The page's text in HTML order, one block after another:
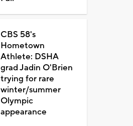
CBS 58's
Hometown
Athlete: DSHA
grad Jadin O'Brien
trying for rare
winter/summer
Olympic
appearance